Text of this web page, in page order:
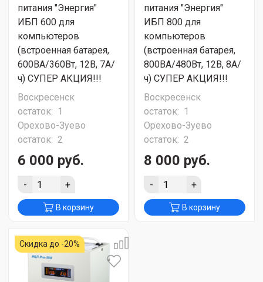
питания "Энергия"
ИБП 600 для
компьютеров
(встроенная батарея,
600ВА/360Вт, 12В, 7А/
ч) СУПЕР АКЦИЯ!!!
Воскресенск
остаток: 1
Орехово-Зуево
остаток: 2
6 000 руб.
- +
В корзину
питания "Энергия"
ИБП 800 для
компьютеров
(встроенная батарея,
800ВА/480Вт, 12В, 8А/
ч) СУПЕР АКЦИЯ!!!
Воскресенск
остаток: 1
Орехово-Зуево
остаток: 2
8 000 руб.
- +
В корзину
Скидка до -20%